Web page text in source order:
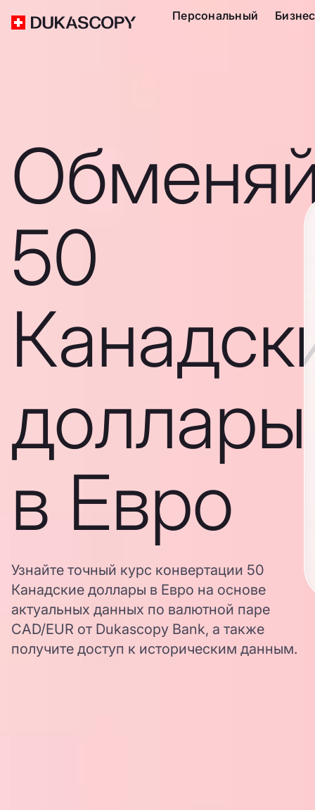
Персональный Бизнес
50
доллары
в Евро
Узнайте точный курс конвертации 50
Канадские доллары в Евро на основе
актуальных данных по валютной паре
CAD/EUR от Dukascopy Bank, а также
получите доступ к историческим данным.